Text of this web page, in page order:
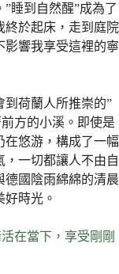
睡到自然醒”成為了
終於起床，走到庭院
影響我享受這裡的寧
荷蘭人所推崇的”
方的小溪。即使是
在悠游，構成了一幅
一切都讓人不由自
德國陰雨綿綿的清晨
時光。
在當下，享受剛剛